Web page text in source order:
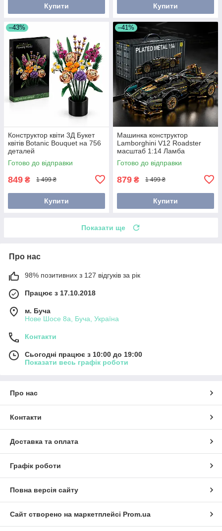
Купити Купити
–43%
Конструктор квіти 3Д Букет
квітів Botanic Bouquet на 756
деталей
Готово до відправки
849 ₴ 1 499 ₴
Купити
–41%
Машинка конструктор
Lamborghini V12 Roadster
масштаб 1:14 Ламба
Готово до відправки
879 ₴ 1 499 ₴
Купити
Показати ще
Про нас
98% позитивних з 127 відгуків за рік
Працює з 17.10.2018
м. Буча
Нове Шосе 8а, Буча, Україна
Контакти
Сьогодні працює з 10:00 до 19:00
Показати весь графік роботи
Про нас
Контакти
Доставка та оплата
Графік роботи
Повна версія сайту
Сайт створено на маркетплейсі Prom.ua